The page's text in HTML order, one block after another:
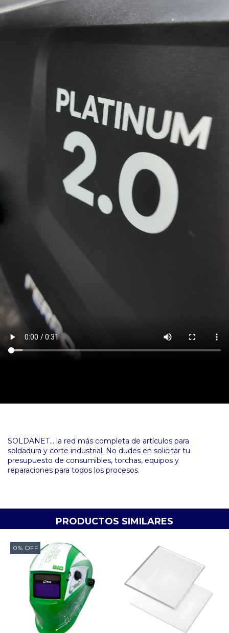
SOLDANET... la red más completa de artículos para
soldadura y corte industrial. No dudes en solicitar tu
presupuesto de consumibles, torchas, equipos y
reparaciones para todos los procesos.
PRODUCTOS SIMILARES
0% OFF